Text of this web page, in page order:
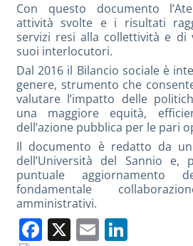
Con questo documento
attività svolte e i risultati
servizi resi alla collettività e
suoi interlocutori.
Dal 2016 il Bilancio sociale è
genere, strumento che
valutare l’impatto delle
una maggiore equità,
dell’azione pubblica per le pari
Il documento è redatto da
dell’Università del Sannio
puntuale
fondamentale
amministrativi.
Facebook
X Email